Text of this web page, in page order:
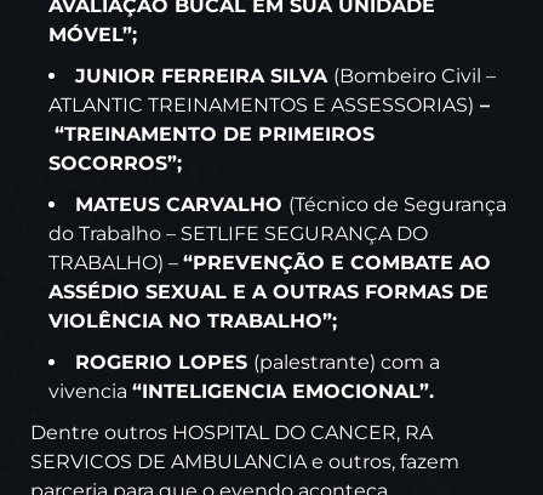
AVALIAÇÃO BUCAL EM SUA UNIDADE
MÓVEL”;
JUNIOR FERREIRA SILVA (Bombeiro Civil –
ATLANTIC TREINAMENTOS E ASSESSORIAS) –
“TREINAMENTO DE PRIMEIROS
SOCORROS”;
MATEUS CARVALHO (Técnico de Segurança
do Trabalho – SETLIFE SEGURANÇA DO
TRABALHO) – “PREVENÇÃO E COMBATE AO
ASSÉDIO SEXUAL E A OUTRAS FORMAS DE
VIOLÊNCIA NO TRABALHO”;
ROGERIO LOPES (palestrante) com a
vivencia “INTELIGENCIA EMOCIONAL”.
Dentre outros HOSPITAL DO CANCER, RA
SERVICOS DE AMBULANCIA e outros, fazem